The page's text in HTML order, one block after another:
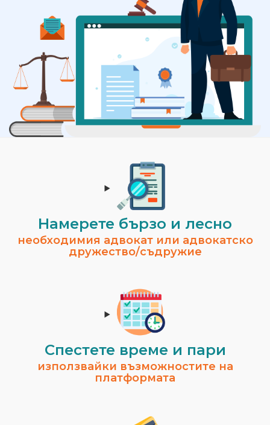
Намерете бързо и лесно
необходимия адвокат или адвокатско
дружество/съдружие
Спестeте време и пари
използвайки възможностите на
платформата